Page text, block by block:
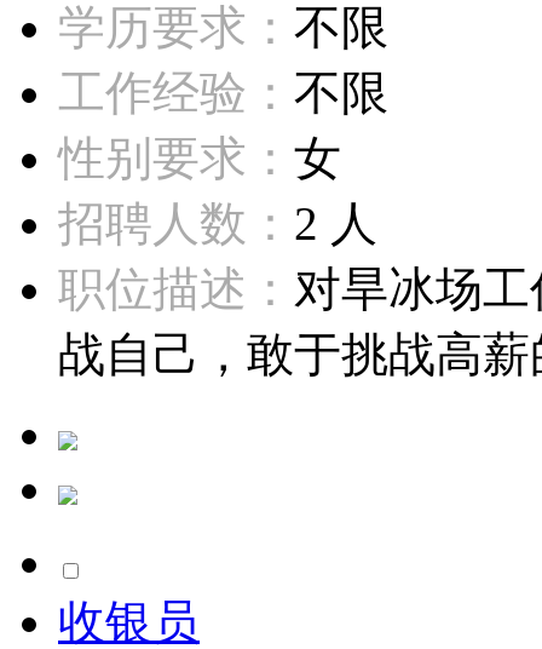
学历要求： 不限
工作经验： 不限
性别要求： 女
招聘人数： 2 人
职位描述： 对旱冰场
战自己，敢于挑战高
收银员